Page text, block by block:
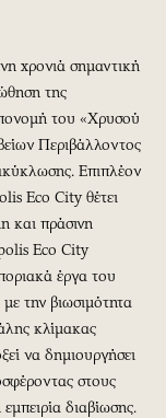
χρονιά σημαντική
της
του «Χρυσού
Περιβάλλοντος
Επιπλέον
Eco City θέτει
και πράσινη
Eco City
έργα του
την βιωσιμότητα
κλίμακας
να δημιουργήσει
στους
διαβίωσης.